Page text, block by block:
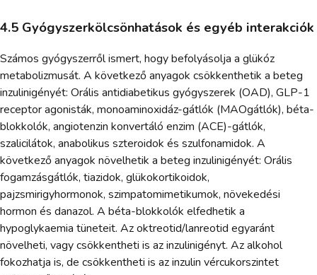
4.5 Gyógyszerkölcsönhatások és egyéb interakciók
Számos gyógyszerről ismert, hogy befolyásolja a glükóz
metabolizmusát. A következő anyagok csökkenthetik a beteg
inzulinigényét: Orális antidiabetikus gyógyszerek (OAD), GLP-1
receptor agonisták, monoaminoxidáz-gátlók (MAOgátlók), béta-
blokkolók, angiotenzin konvertáló enzim (ACE)-gátlók,
szalicilátok, anabolikus szteroidok és szulfonamidok. A
következő anyagok növelhetik a beteg inzulinigényét: Orális
fogamzásgátlók, tiazidok, glükokortikoidok,
pajzsmirigyhormonok, szimpatomimetikumok, növekedési
hormon és danazol. A béta-blokkolók elfedhetik a
hypoglykaemia tüneteit. Az oktreotid/lanreotid egyaránt
növelheti, vagy csökkentheti is az inzulinigényt. Az alkohol
fokozhatja is, de csökkentheti is az inzulin vércukorszintet